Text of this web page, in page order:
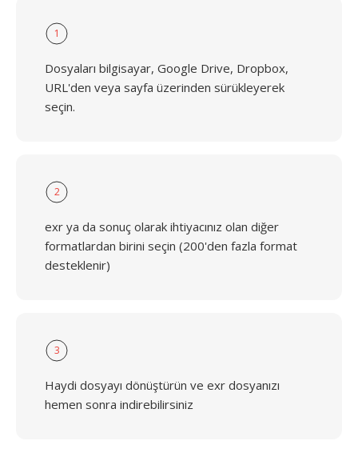
1
Dosyaları bilgisayar, Google Drive, Dropbox,
URL'den veya sayfa üzerinden sürükleyerek
seçin.
2
exr ya da sonuç olarak ihtiyacınız olan diğer
formatlardan birini seçin (200'den fazla format
desteklenir)
3
Haydi dosyayı dönüştürün ve exr dosyanızı
hemen sonra indirebilirsiniz